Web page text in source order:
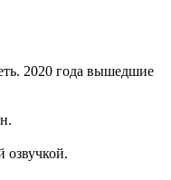
2020 года вышедшие
озвучкой.